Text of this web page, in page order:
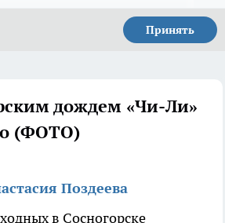
Принять
дождем «Чи-Ли»
(ФОТО)
Поздеева
в Сосногорске